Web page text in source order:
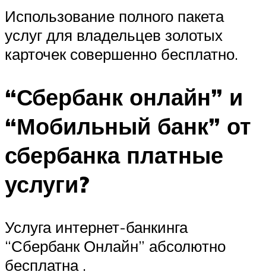
Использование полного пакета
услуг для владельцев золотых
карточек совершенно бесплатно.
“Сбербанк онлайн” и
“Мобильный банк” от
сбербанка платные
услуги?
Услуга интернет-банкинга
“Сбербанк Онлайн” абсолютно
бесплатна .